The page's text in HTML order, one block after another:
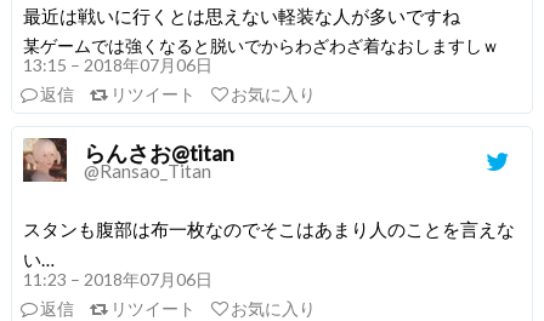
最近は戦いに行くとは思えない軽装な人が多いですね
某ゲームでは強くなると脱いでからわざわざ着なおしますしｗ
13:15 – 2018年07月06日
返信
リツイート お気に入り
らんさお@titan
@Ransao_Titan
スタンも腹部は布一枚なのでそこはあまり人のことを言えな
い…
11:23 – 2018年07月06日
返信
リツイート お気に入り